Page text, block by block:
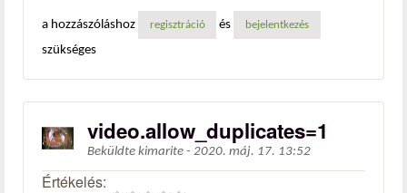
a hozzászóláshoz regisztráció és bejelentkezés
szükséges
video.allow_duplicates=1
Beküldte kimarite - 2020. máj. 17. 13:52
Értékelés: